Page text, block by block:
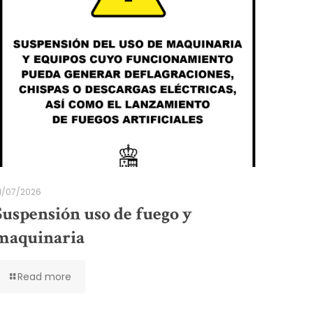
07/2026
uso de fuego y
Read more